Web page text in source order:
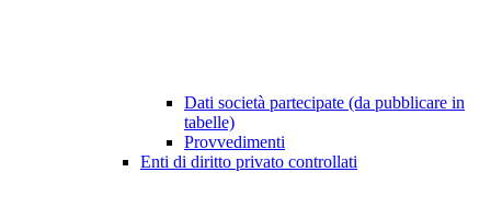
Dati società partecipate (da pubblicare in
tabelle)
Provvedimenti
Enti di diritto privato controllati